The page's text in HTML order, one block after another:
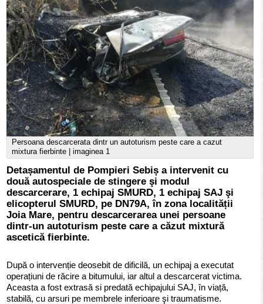
Persoana descarcerata dintr un autoturism peste care a cazut
mixtura fierbinte | imaginea 1
Detașamentul de Pompieri Sebiș a intervenit cu
două autospeciale de stingere şi modul
descarcerare, 1 echipaj SMURD, 1 echipaj SAJ şi
elicopterul SMURD, pe DN79A, în zona localității
Joia Mare, pentru descarcerarea unei persoane
dintr-un autoturism peste care a căzut mixtură
ascetică fierbinte.
După o intervenție deosebit de dificilă, un echipaj a executat
operațiuni de răcire a bitumului, iar altul a descarcerat victima.
Aceasta a fost extrasă si predată echipajului SAJ, în viață,
stabilă, cu arsuri pe membrele inferioare şi traumatisme.